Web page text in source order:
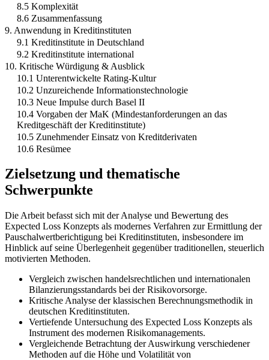
8.5 Komplexität
8.6 Zusammenfassung
9. Anwendung in Kreditinstituten
9.1 Kreditinstitute in Deutschland
9.2 Kreditinstitute international
10. Kritische Würdigung & Ausblick
10.1 Unterentwickelte Rating-Kultur
10.2 Unzureichende Informationstechnologie
10.3 Neue Impulse durch Basel II
10.4 Vorgaben der MaK (Mindestanforderungen an das
Kreditgeschäft der Kreditinstitute)
10.5 Zunehmender Einsatz von Kreditderivaten
10.6 Resümee
Zielsetzung und thematische
Schwerpunkte
Die Arbeit befasst sich mit der Analyse und Bewertung des
Expected Loss Konzepts als modernes Verfahren zur Ermittlung der
Pauschalwertberichtigung bei Kreditinstituten, insbesondere im
Hinblick auf seine Überlegenheit gegenüber traditionellen, steuerlich
motivierten Methoden.
Vergleich zwischen handelsrechtlichen und internationalen
Bilanzierungsstandards bei der Risikovorsorge.
Kritische Analyse der klassischen Berechnungsmethodik in
deutschen Kreditinstituten.
Vertiefende Untersuchung des Expected Loss Konzepts als
Instrument des modernen Risikomanagements.
Vergleichende Betrachtung der Auswirkung verschiedener
Methoden auf die Höhe und Volatilität von